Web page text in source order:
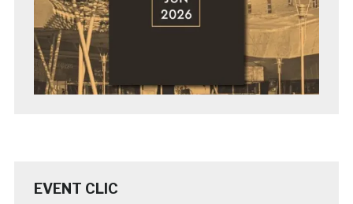
EVENT CLIC